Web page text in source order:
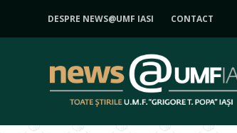
DESPRE NEWS@UMF IASI CONTACT